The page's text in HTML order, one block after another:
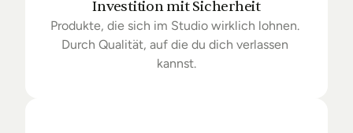
Investition mit Sicherheit
Produkte, die sich im Studio wirklich lohnen.
Durch Qualität, auf die du dich verlassen
kannst.